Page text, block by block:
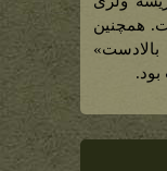
همچنین